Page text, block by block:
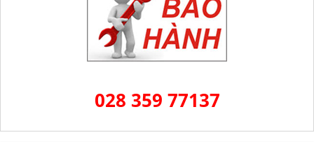
028 359 77137